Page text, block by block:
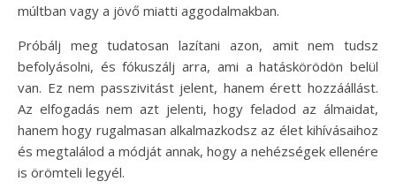
múltban vagy a jövő miatti aggodalmakban.
Próbálj meg tudatosan lazítani azon, amit nem tudsz
befolyásolni, és fókuszálj arra, ami a hatáskörödön belül
van. Ez nem passzivitást jelent, hanem érett hozzáállást.
Az elfogadás nem azt jelenti, hogy feladod az álmaidat,
hanem hogy rugalmasan alkalmazkodsz az élet kihívásaihoz
és megtalálod a módját annak, hogy a nehézségek ellenére
is örömteli legyél.